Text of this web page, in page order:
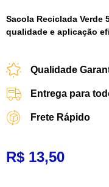
Sacola Reciclada Verde
qualidade e aplicação
Qualidade
Entrega para
Frete Rápido
R$ 13,50